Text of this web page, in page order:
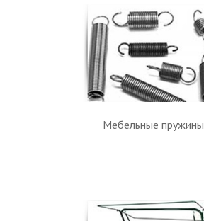
Мебельные пружины